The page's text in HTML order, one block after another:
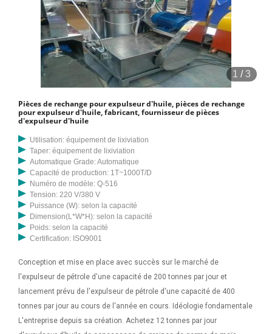
1 /3
Pièces de rechange pour expulseur d'huile, pièces de rechange
pour expulseur d'huile, fabricant, fournisseur de pièces
d'expulseur d'huile
Utilisation: équipement de lixiviation
Taper: équipement de lixiviation
Automatique Grade: Automatique
Capacité de production: 1T~1000T/D
Numéro de modèle: Q-516
Tension: 220 V/380 V
Puissance (W): selon la capacité
Dimension(L*W*H): selon la capacité
Poids: selon la capacité
Certification: ISO9001
Conception et mise en place avec succès sur le marché de
l'expulseur de pétrole d'une capacité de 200 tonnes par jour et
lancement prévu de l'expulseur de pétrole d'une capacité de 400
tonnes par jour au cours de l'année en cours. Idéologie fondamentale
L'entreprise depuis sa création. Achetez 12 tonnes par jour